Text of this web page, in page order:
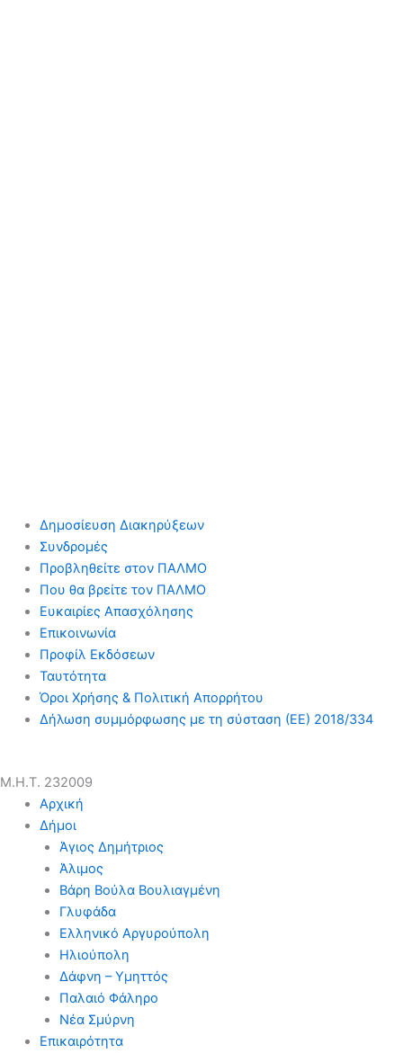
Δημοσίευση Διακηρύξεων
Συνδρομές
Προβληθείτε στον ΠΑΛΜΟ
Που θα βρείτε τον ΠΑΛΜΟ
Ευκαιρίες Απασχόλησης
Επικοινωνία
Προφίλ Εκδόσεων
Ταυτότητα
Όροι Χρήσης & Πολιτική Απορρήτου
Δήλωση συμμόρφωσης με τη σύσταση (ΕΕ) 2018/334
Μ.Η.Τ. 232009
Αρχική
Δήμοι
Άγιος Δημήτριος
Άλιμος
Βάρη Βούλα Βουλιαγμένη
Γλυφάδα
Ελληνικό Αργυρούπολη
Ηλιούπολη
Δάφνη – Υμηττός
Παλαιό Φάληρο
Νέα Σμύρνη
Επικαιρότητα